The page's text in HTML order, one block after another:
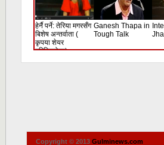
हेर्नै पर्ने: तेरिया मगरसँग
बिशेष अन्तर्वाता (
कृपया शेयर
गरिदिनुहोला)
Ganesh Thapa in
Tough Talk
Copyright © 2013 Gulminews.com